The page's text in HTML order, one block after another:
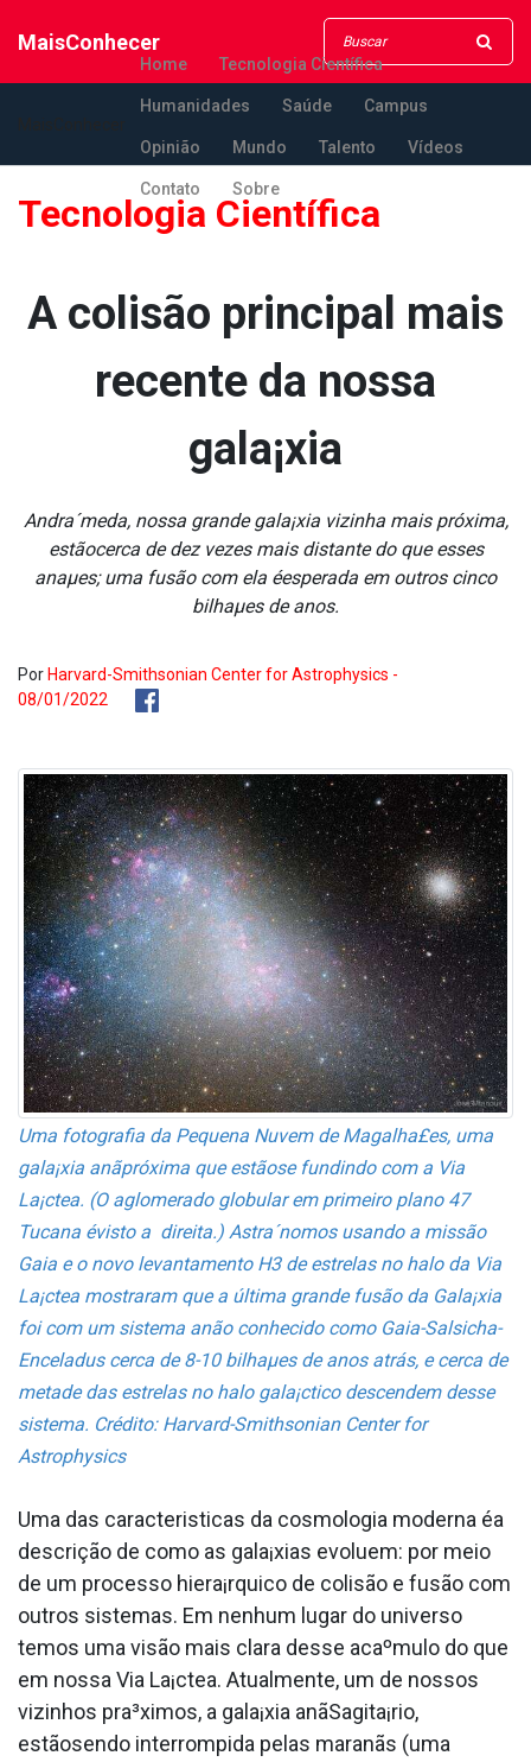
MaisConhecer
Home Tecnologia Científica
Humanidades Saúde Campus
Opinião Mundo Talento Vídeos
Contato Sobre
Tecnologia Científica
A colisão principal mais
recente da nossa
gala¡xia
Andra´meda, nossa grande gala¡xia vizinha mais próxima,
estãocerca de dez vezes mais distante do que esses
anaµes; uma fusão com ela éesperada em outros cinco
bilhaµes de anos.
Por Harvard-Smithsonian Center for Astrophysics -
08/01/2022
Uma fotografia da Pequena Nuvem de Magalha£es, uma
gala¡xia anãpróxima que estãose fundindo com a Via
La¡ctea. (O aglomerado globular em primeiro plano 47
Tucana évisto a direita.) Astra´nomos usando a missão
Gaia e o novo levantamento H3 de estrelas no halo da Via
La¡ctea mostraram que a última grande fusão da Gala¡xia
foi com um sistema anão conhecido como Gaia-Salsicha-
Enceladus cerca de 8-10 bilhaµes de anos atrás, e cerca de
metade das estrelas no halo gala¡ctico descendem desse
sistema. Crédito: Harvard-Smithsonian Center for
Astrophysics
Uma das caracteri­sticas da cosmologia moderna éa
descrição de como as gala¡xias evoluem: por meio
de um processo hiera¡rquico de colisão e fusão com
outros sistemas. Em nenhum lugar do universo
temos uma visão mais clara desse acaºmulo do que
em nossa Via La¡ctea. Atualmente, um de nossos
vizinhos pra³ximos, a gala¡xia anãSagita¡rio,
estãosendo interrompida pelas maranãs (uma